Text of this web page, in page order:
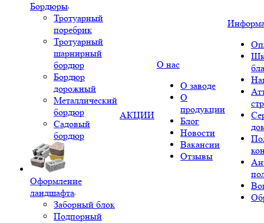
Бордюры
Тротуарный
поребрик
Тротуарный
шарнирный
бордюр
Бордюр
дорожный
Металлический
бордюр
Садовый
бордюр
Оформление
ландшафта
Заборный блок
Подпорный
АКЦИИ
О нас
О заводе
О
продукции
Блог
Новости
Вакансии
Отзывы